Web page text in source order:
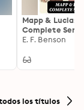
Mapp & Lucia:
Complete
Enriched
Rivalries,
E. F. Benson
los títulos